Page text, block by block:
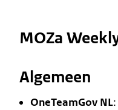
MOZa
Algemeen
OneTeamGov NL: